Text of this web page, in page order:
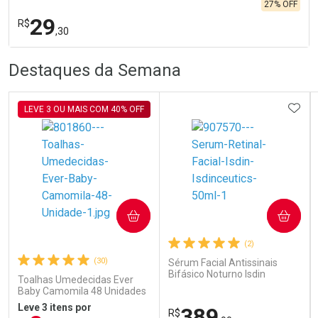
R$29,30
27% OFF
Laboratório
Por R$ 29,30/cada
Por Menos
Por R$ 29,30/cada
Destaques da Semana
(30)
Toalhas Umedecidas Ever
Baby Camomila 48 Unidades
LEVE 3 OU MAIS COM 40% OFF
Leve 3 itens por
COMPRAR
(2)
Sérum Facial Antissinais
Bifásico Noturno Isdin
R$
COMPRAR